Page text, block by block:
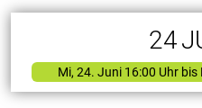
24
Mi, 24. Juni 16:00 Uhr bis